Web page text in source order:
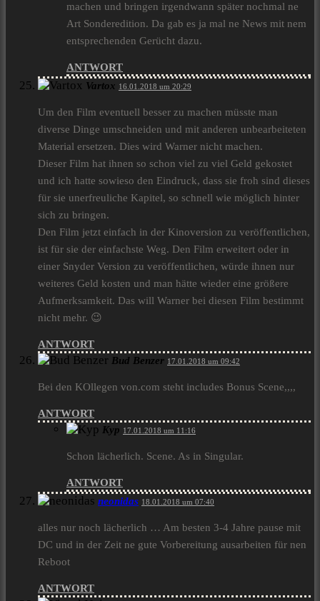
machen und bringen irgendwann später nochmal ne
Art Sonderedition. Da gab es ja mal ne News mit nem
entsprechenden Gerücht dazu.
ANTWORT
Vartox 16.01.2018 um 20:29
Um den Film eventuell besser zu machen müsste man
diverse Dinge umschneiden und mit anderen unbearbeiteten
Material ersetzen. Dies wird Warner nicht machen.
Dieser Film hat ihnen so schon viel zu viel Geld gekostet
und ich hatte sowieso den Eindruck, dass sie froh sind dieses
für sie unerfreuliche Kapitel, so schnell wie möglich hinter
sich zu bringen.
Den Film jetzt einfach in der Kinoversion zu veröffentlichen,
ist für sie der einfachste Weg. Den Film erweitert oder in
einer Snyder Version zu veröffentlichen, würde ihnen nur
weiteres Geld kosten und man hätte wieder eine größere
Aufmerksamkeit. Das will Warner bei diesen Film bestimmt
nicht mehr. 😉
ANTWORT
Bud Benzer 17.01.2018 um 09:42
Bei den KOllegen von.com steht includes Bonus Scene,,,,
ANTWORT
Kyp 17.01.2018 um 11:16
Schon lächerlich. Scene. As in Singular.
ANTWORT
neonidas 18.01.2018 um 07:40
alles nur noch lächerlich … Am besten 3-4 Jahre pause mit
DC und in der Zeit ne gute Vorbereitung ausarbeiten für nen
Reboot
ANTWORT